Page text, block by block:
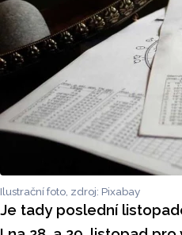
Ilustrační foto, zdroj: Pixabay
Je tady poslední